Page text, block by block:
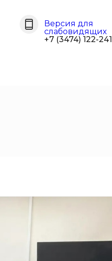
Версия для
слабовидящих
+7 (3474) 122-241